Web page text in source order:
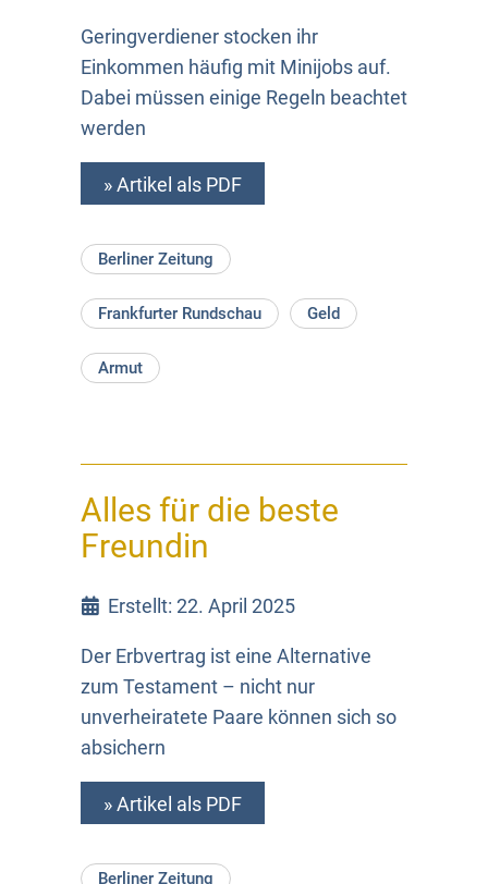
Geringverdiener stocken ihr
Einkommen häufig mit Minijobs auf.
Dabei müssen einige Regeln beachtet
werden
» Artikel als PDF
Berliner Zeitung
Frankfurter Rundschau Geld
Armut
Alles für die beste
Freundin
Erstellt: 22. April 2025
Der Erbvertrag ist eine Alternative
zum Testament – nicht nur
unverheiratete Paare können sich so
absichern
» Artikel als PDF
Berliner Zeitung